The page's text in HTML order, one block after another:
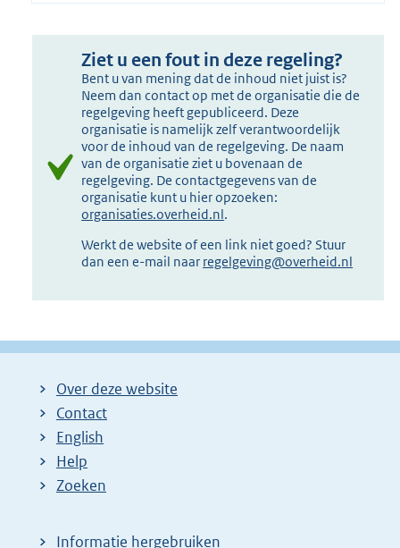
Ziet u een fout in deze regeling?
Bent u van mening dat de inhoud niet juist is?
Neem dan contact op met de organisatie die de
regelgeving heeft gepubliceerd. Deze
organisatie is namelijk zelf verantwoordelijk
voor de inhoud van de regelgeving. De naam
van de organisatie ziet u bovenaan de
regelgeving. De contactgegevens van de
organisatie kunt u hier opzoeken:
organisaties.overheid.nl.
Werkt de website of een link niet goed? Stuur
dan een e-mail naar regelgeving@overheid.nl
Over deze website
Contact
English
Help
Zoeken
Informatie hergebruiken